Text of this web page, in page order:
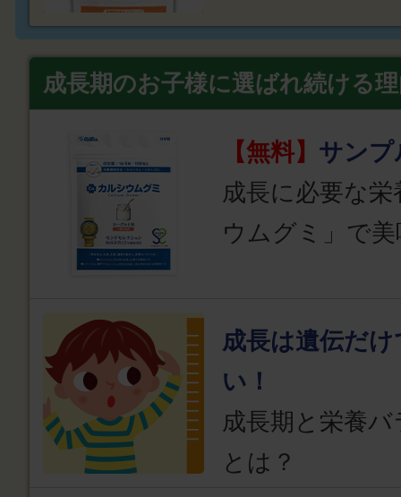
成長期のお子様に選ばれ続ける
【無料】 サンプ
成長に必要な
ウムグミ」で
成長は遺伝だ
い！
成長期と栄養
とは？